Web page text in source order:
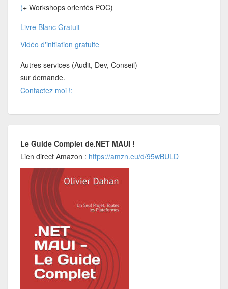
(+ Workshops orientés POC)
Livre Blanc Gratuit
Vidéo d'initiation gratuite
Autres services (Audit, Dev, Conseil)
sur demande.
Contactez moi !:
Le Guide Complet de.NET MAUI !
Lien direct Amazon : https://amzn.eu/d/95wBULD